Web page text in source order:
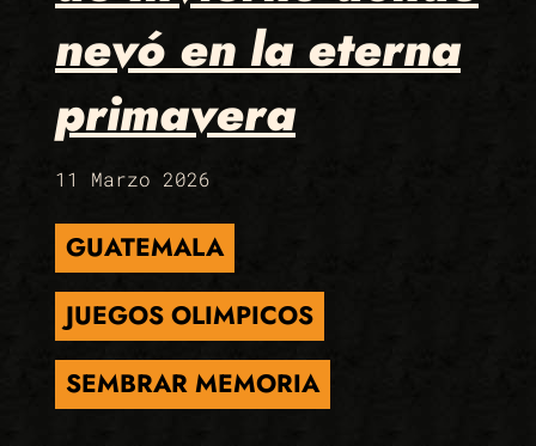
nevó en la eterna
primavera
11 Marzo 2026
GUATEMALA
JUEGOS OLIMPICOS
SEMBRAR MEMORIA